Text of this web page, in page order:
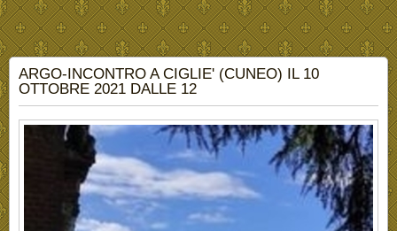
ARGO-INCONTRO A CIGLIE' (CUNEO) IL 10
OTTOBRE 2021 DALLE 12